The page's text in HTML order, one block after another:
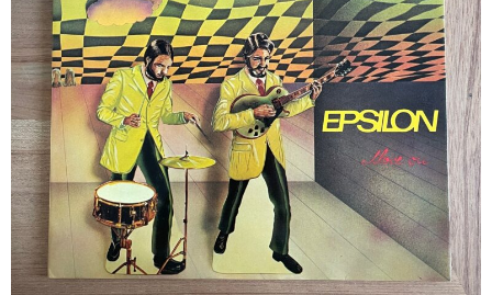
Categories
New Arrivals
新譜
GG RECORD （当店のレーベル）
全商品
JAZZ-US